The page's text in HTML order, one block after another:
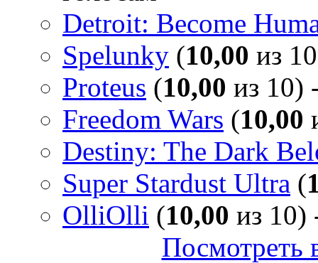
Detroit: Become
Spelunky (10,00 из
Proteus (10,00 из 10)
Freedom Wars (10,00
Destiny: The Dark
Super Stardust Ultra (
OlliOlli (10,00 из 10)
Посмотреть